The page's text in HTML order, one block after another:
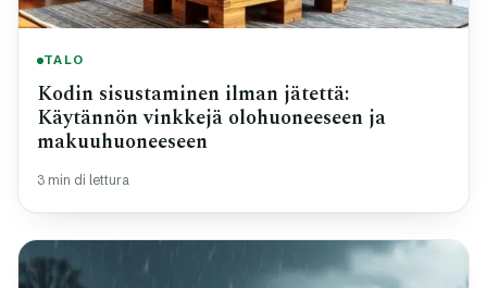
TALO
Kodin sisustaminen ilman jätettä:
Käytännön vinkkejä olohuoneeseen ja
makuuhuoneeseen
3 min di lettura